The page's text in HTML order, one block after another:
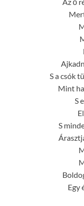
S a csók
Mint
S
S
Egy